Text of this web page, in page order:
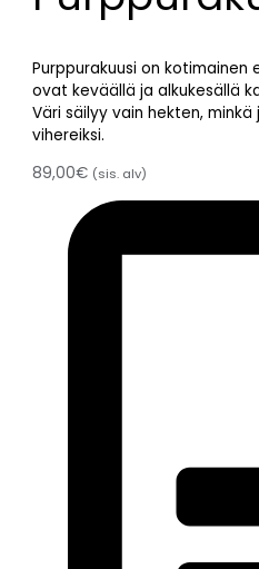
Purppurakuusi on kotimainen
ovat keväällä ja alkukesällä
Väri säilyy vain hekten,
vihereiksi.
89,00€ (sis. alv)